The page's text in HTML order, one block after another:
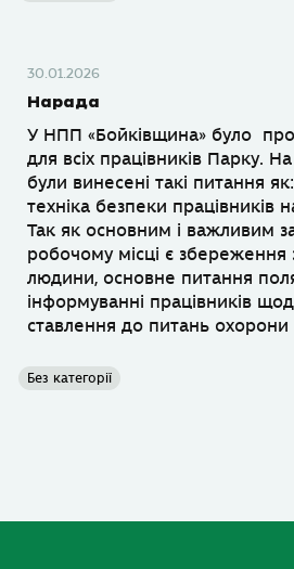
30.01.2026
Нарада
У НПП «Бойківщина» було
для всіх працівників Парку.
були винесені такі питання
техніка безпеки працівників
Так як основним і важливим
робочому місці є збереження
людини, основне питання
інформуванні працівників
ставлення до питань охорони
Без категорії